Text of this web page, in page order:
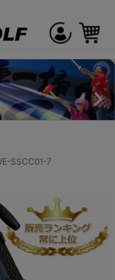
SSCC01-7